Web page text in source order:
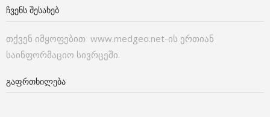
ᲩᲕᲔᲜᲡ ᲨᲔᲡᲐᲮᲔᲑ
თქვენ იმყოფებით www.medgeo.net-ის ერთიან
საინფორმაციო სივრცეში.
ᲒᲐᲤᲠᲗᲮᲘᲚᲔᲑᲐ